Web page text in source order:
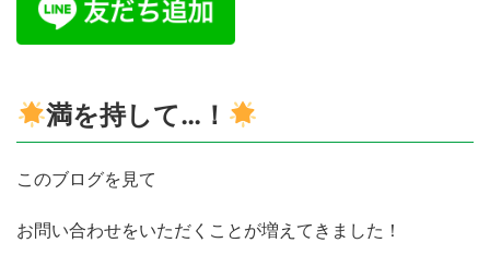
満を持して…！
このブログを見て
お問い合わせをいただくことが増えてきました！